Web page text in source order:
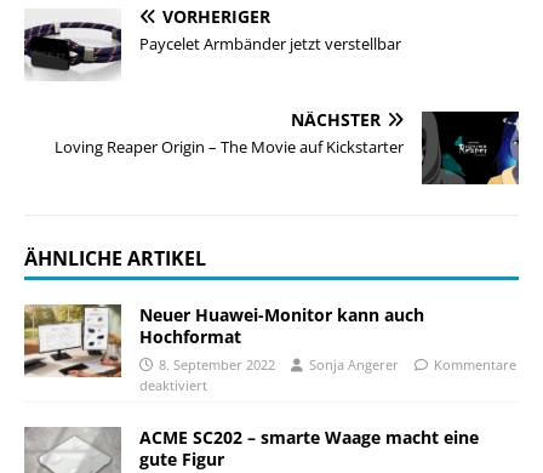
VORHERIGER
Paycelet Armbänder jetzt verstellbar
NÄCHSTER
Loving Reaper Origin – The Movie auf Kickstarter
ÄHNLICHE ARTIKEL
Neuer Huawei-Monitor kann auch
Hochformat
8. September 2022 Sonja Angerer
Kommentare
deaktiviert
ACME SC202 – smarte Waage macht eine
gute Figur